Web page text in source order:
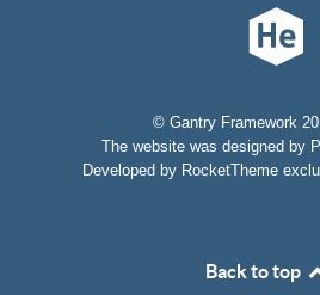
© Gantry Framework
The website was designed by
Developed by RocketTheme
Back to top